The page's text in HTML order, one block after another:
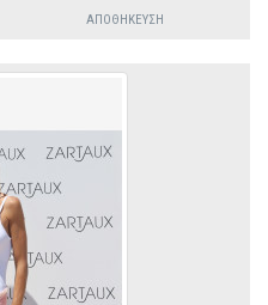
ΑΠΟΘΉΚΕΥΣΗ